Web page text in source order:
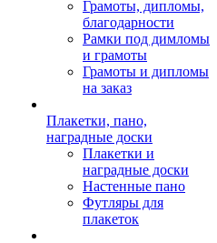
Грамоты, дипломы,
благодарности
Рамки под димломы
и грамоты
Грамоты и дипломы
на заказ
Плакетки, пано,
наградные доски
Плакетки и
наградные доски
Настенные пано
Футляры для
плакеток